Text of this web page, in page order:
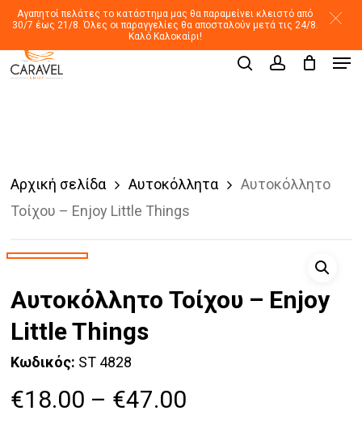
Αγαπητοί πελάτες το κατάστημα μας θα παραμείνει κλειστό από
30/7 έως 21/8. Όλες οι παραγγελίες θα αποσταλούν μετά τις 24/8.
Καλό Καλοκαίρι!
Skip
mainProducts
search
searchaccount
Αρχική σελίδα Αυτοκόλλητα
Αυτοκόλλητο
Τοίχου – Enjoy Little Things
Αυτοκόλλητο Τοίχου – Enjoy
Little Things
Κωδικός: ST 4828
€18.00 – €47.00